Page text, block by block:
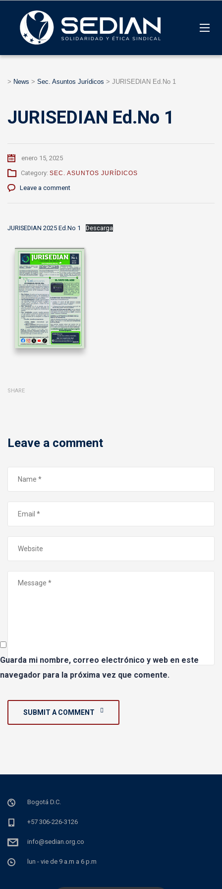
> News > Sec. Asuntos Jurídicos > JURISEDIAN Ed.No 1
JURISEDIAN Ed.No 1
enero 15, 2025
Category: SEC. ASUNTOS JURÍDICOS
Leave a comment
JURISEDIAN 2025 Ed.No 1 Descarga
SHARE
Leave a comment
Guarda mi nombre, correo electrónico y web en este
navegador para la próxima vez que comente.
SUBMIT A COMMENT
Bogotá D.C.
+57 306-226-3126
info@sedian.org.co
lun - vie de 9 a.m a 6 p.m